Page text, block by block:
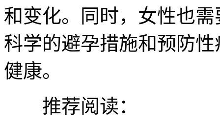
和变化。同时，女性也
科学的避孕措施和预防
健康。
推荐阅读：